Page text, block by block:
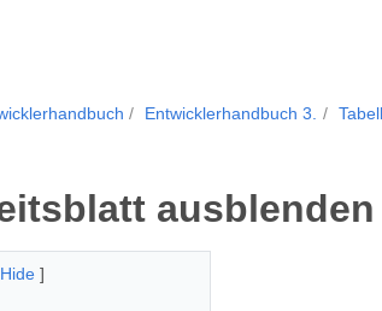
Entwicklerhandbuch 3.
ausblenden
Hide ]